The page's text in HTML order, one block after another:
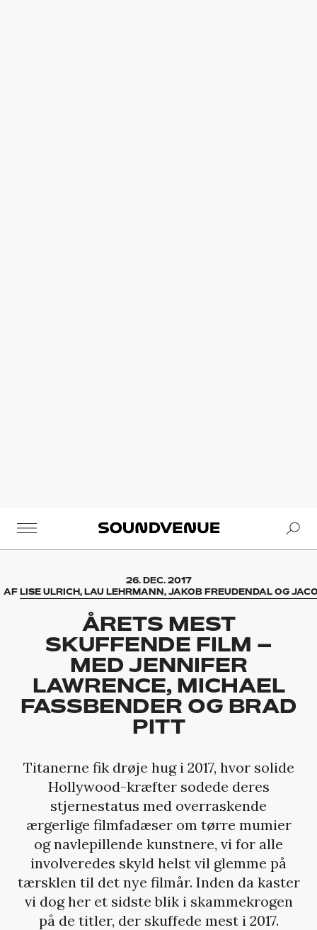
Soundvenue
26. DEC. 2017
AF LISE ULRICH, LAU LEHRMANN, JAKOB FREUDENDAL OG
ÅRETS MEST
SKUFFENDE FILM –
MED JENNIFER
LAWRENCE, MICHAEL
FASSBENDER OG BRAD
PITT
Titanerne fik drøje hug i 2017, hvor solide
Hollywood-kræfter sodede deres
stjernestatus med overraskende
ærgerlige filmfadæser om tørre mumier
og navlepillende kunstnere, vi for alle
involveredes skyld helst vil glemme på
tærsklen til det nye filmår. Inden da kaster
vi dog her et sidste blik i skammekrogen
på de titler, der skuffede mest i 2017.